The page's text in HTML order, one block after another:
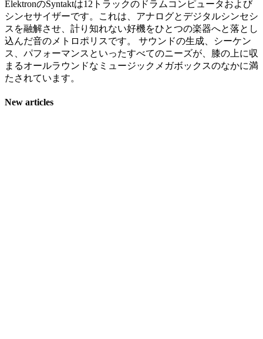
ElektronのSyntaktは12トラックのドラムコンピュータおよび
シンセサイザーです。これは、アナログとデジタルシンセシ
スを融解させ、計り知れない好機をひとつの楽器へと落とし
込んだ音のメトロポリスです。 サウンドの生成、シーケン
ス、パフォーマンスといったすべてのニーズが、膝の上に収
まるオールラウンドなミュージックメガボックスのなかに満
たされています。
New articles